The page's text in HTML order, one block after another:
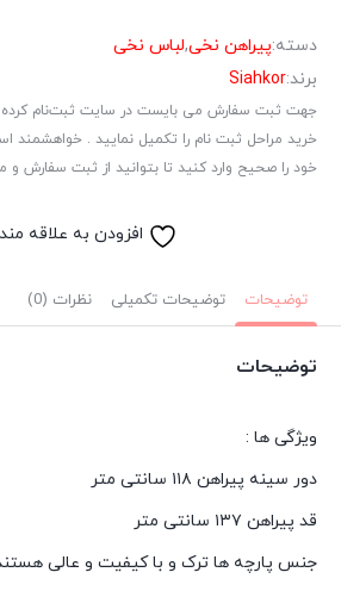
دسته:پیراهن نخی,لباس نخی
برند:Siahkor
جهت ثبت سفارش می بایست در سایت ثبت‌نام کرده
خرید مراحل ثبت نام را تکمیل نمایید . خواهشمند
خود را صحیح وارد کنید تا بتوانید از ثبت سفارش و
افزودن به علاقه
توضیحات توضیحات تکمیلی نظرات (0)
توضیحات
ویژگی ها :
دور سینه پیراهن ۱۱۸ سانتی متر
قد پیراهن ۱۳۷ سانتی متر
جنس پارچه ها ترک و با کیفیت و عالی